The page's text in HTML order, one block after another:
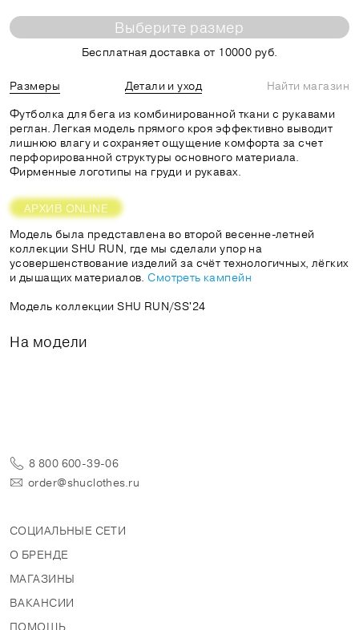
Выберите размер
Бесплатная доставка от 10000 руб.
Размеры Детали и уход
Найти магазин
Футболка для бега из комбинированной ткани с рукавами
реглан. Легкая модель прямого кроя эффективно выводит
лишнюю влагу и сохраняет ощущение комфорта за счет
перфорированной структуры основного материала.
Фирменные логотипы на груди и рукавах.
АРХИВ ONLINE
Модель была представлена во второй весенне-летней
коллекции SHU RUN, где мы сделали упор на
усовершенствование изделий за счёт технологичных, лёгких
и дышащих материалов. Смотреть кампейн
Модель коллекции SHU RUN/SS'24
На модели
8 800 600-39-06
order@shuclothes.ru
СОЦИАЛЬНЫЕ СЕТИ
О БРЕНДЕ
МАГАЗИНЫ
ВАКАНСИИ
ПОМОЩЬ